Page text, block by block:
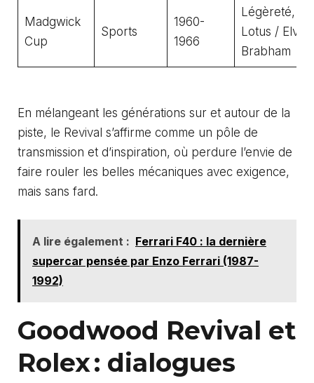
Madgwick
Cup
Sports
1960-
1966
Légèreté,
Lotus / Elva /
Brabham
En mélangeant les générations sur et autour de la
piste, le Revival s’affirme comme un pôle de
transmission et d’inspiration, où perdure l’envie de
faire rouler les belles mécaniques avec exigence,
mais sans fard.
A lire également : Ferrari F40 : la dernière
supercar pensée par Enzo Ferrari (1987-
1992)
Goodwood Revival et
Rolex : dialogues